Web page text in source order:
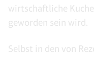
wirtschaftliche
geworden sein wird.
Selbst in den von